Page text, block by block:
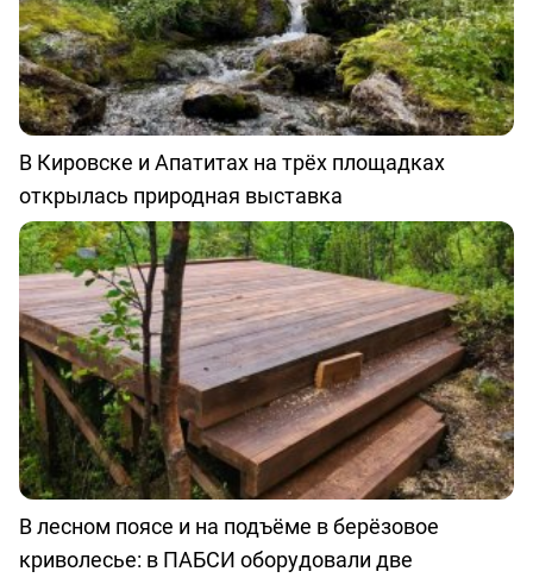
В Кировске и Апатитах на трёх площадках
открылась природная выставка
В лесном поясе и на подъёме в берёзовое
криволесье: в ПАБСИ оборудовали две